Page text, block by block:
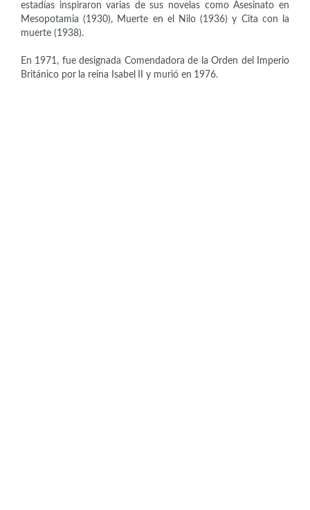
estadías inspiraron varias de sus novelas como Asesinato en
Mesopotamia (1930), Muerte en el Nilo (1936) y Cita con la
muerte (1938).
En 1971, fue designada Comendadora de la Orden del Imperio
Británico por la reina Isabel II y murió en 1976.